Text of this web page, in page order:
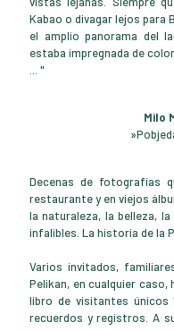
Kabao o divagar lejos para
el amplio panorama del
estaba impregnada de
... "
Milo
Decenas de fotografías
restaurante y en viejos
la naturaleza, la belleza,
infalibles. La historia de la
Varios invitados,
Pelikan, en cualquier
libro de visitantes
recuerdos y registros. A